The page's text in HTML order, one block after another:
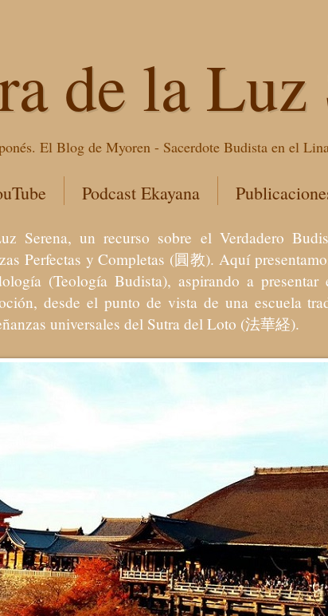
de la Luz
El Blog de Myoren - Sacerdote Budista en el
Podcast Ekayana
Serena, un recurso sobre el Verdadero
Perfectas y Completas (圓教). Aquí
(Teología Budista), aspirando a presentar
desde el punto de vista de una escuela
universales del Sutra del Loto (法華経).